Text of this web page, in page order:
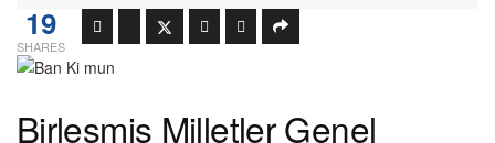
19
SHARES
Birleşmiş Milletler Genel